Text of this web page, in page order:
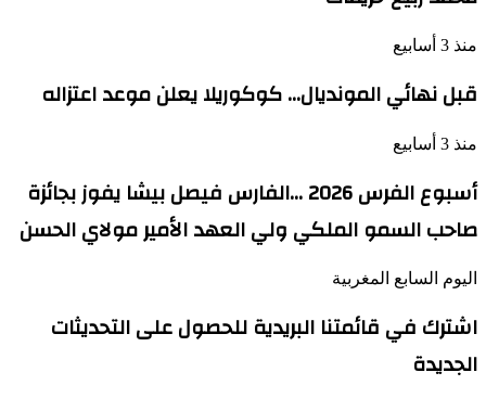
منذ 3 أسابيع
قبل نهائي المونديال… كوكوريلا يعلن موعد اعتزاله
منذ 3 أسابيع
أسبوع الفرس 2026 …الفارس فيصل بيشا يفوز بجائزة
صاحب السمو الملكي ولي العهد الأمير مولاي الحسن
اليوم السابع المغربية
اشترك في قائمتنا البريدية للحصول على التحديثات
الجديدة